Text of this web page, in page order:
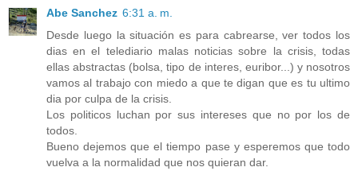
Abe Sanchez 6:31 a. m.
Desde luego la situación es para cabrearse, ver todos los
dias en el telediario malas noticias sobre la crisis, todas
ellas abstractas (bolsa, tipo de interes, euribor...) y nosotros
vamos al trabajo con miedo a que te digan que es tu ultimo
dia por culpa de la crisis.
Los politicos luchan por sus intereses que no por los de
todos.
Bueno dejemos que el tiempo pase y esperemos que todo
vuelva a la normalidad que nos quieran dar.